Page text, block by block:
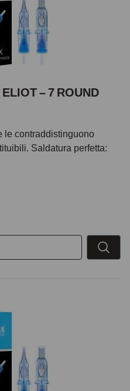
– 7 ROUND
le contraddistinguono
Saldatura perfetta: